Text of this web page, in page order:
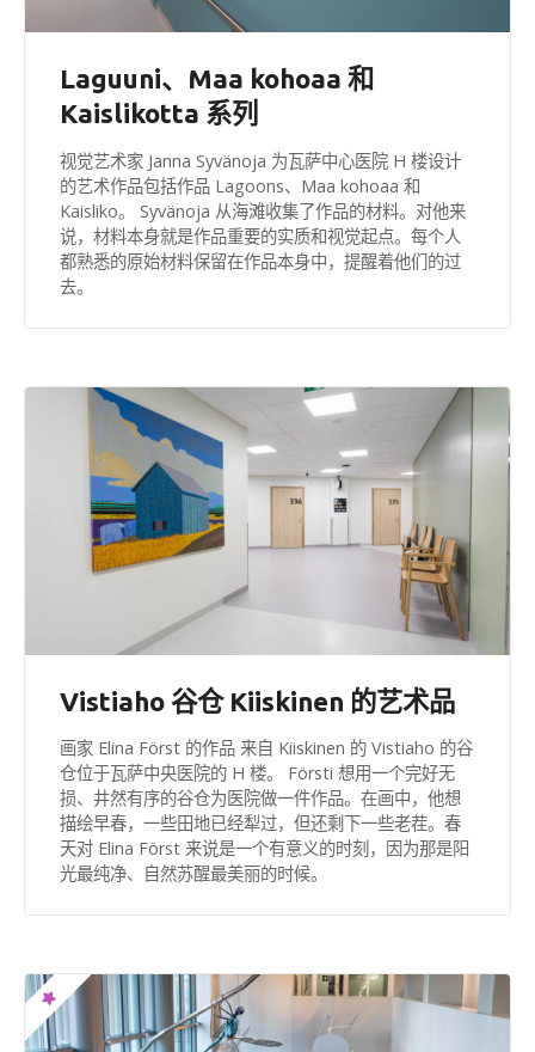
Laguuni、Maa kohoaa 和
Kaislikotta 系列
视觉艺术家 Janna Syvänoja 为瓦萨中心医院 H 楼设计
的艺术作品包括作品 Lagoons、Maa kohoaa 和
Kaisliko。 Syvänoja 从海滩收集了作品的材料。对他来
说，材料本身就是作品重要的实质和视觉起点。每个人
都熟悉的原始材料保留在作品本身中，提醒着他们的过
去。
Vistiaho 谷仓 Kiiskinen 的艺术品
画家 Elina Först 的作品 来自 Kiiskinen 的 Vistiaho 的谷
仓位于瓦萨中央医院的 H 楼。 Försti 想用一个完好无
损、井然有序的谷仓为医院做一件作品。在画中，他想
描绘早春，一些田地已经犁过，但还剩下一些老茬。春
天对 Elina Först 来说是一个有意义的时刻，因为那是阳
光最纯净、自然苏醒最美丽的时候。